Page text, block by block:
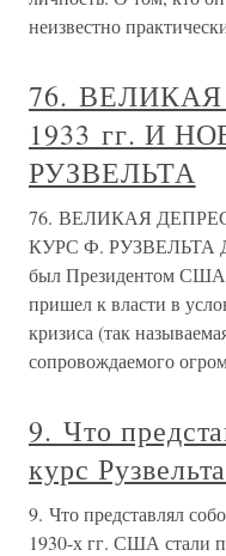
неизвестно
76. ВЕЛИКАЯ
1933 гг. И
РУЗВЕЛЬТА
76. ВЕЛИКАЯ
КУРС Ф. РУЗВЕЛЬТА
был Президентом США
пришел к власти в
кризиса (так
сопровождаемого
9. Что
курс
9. Что представлял
1930-х гг. США стали